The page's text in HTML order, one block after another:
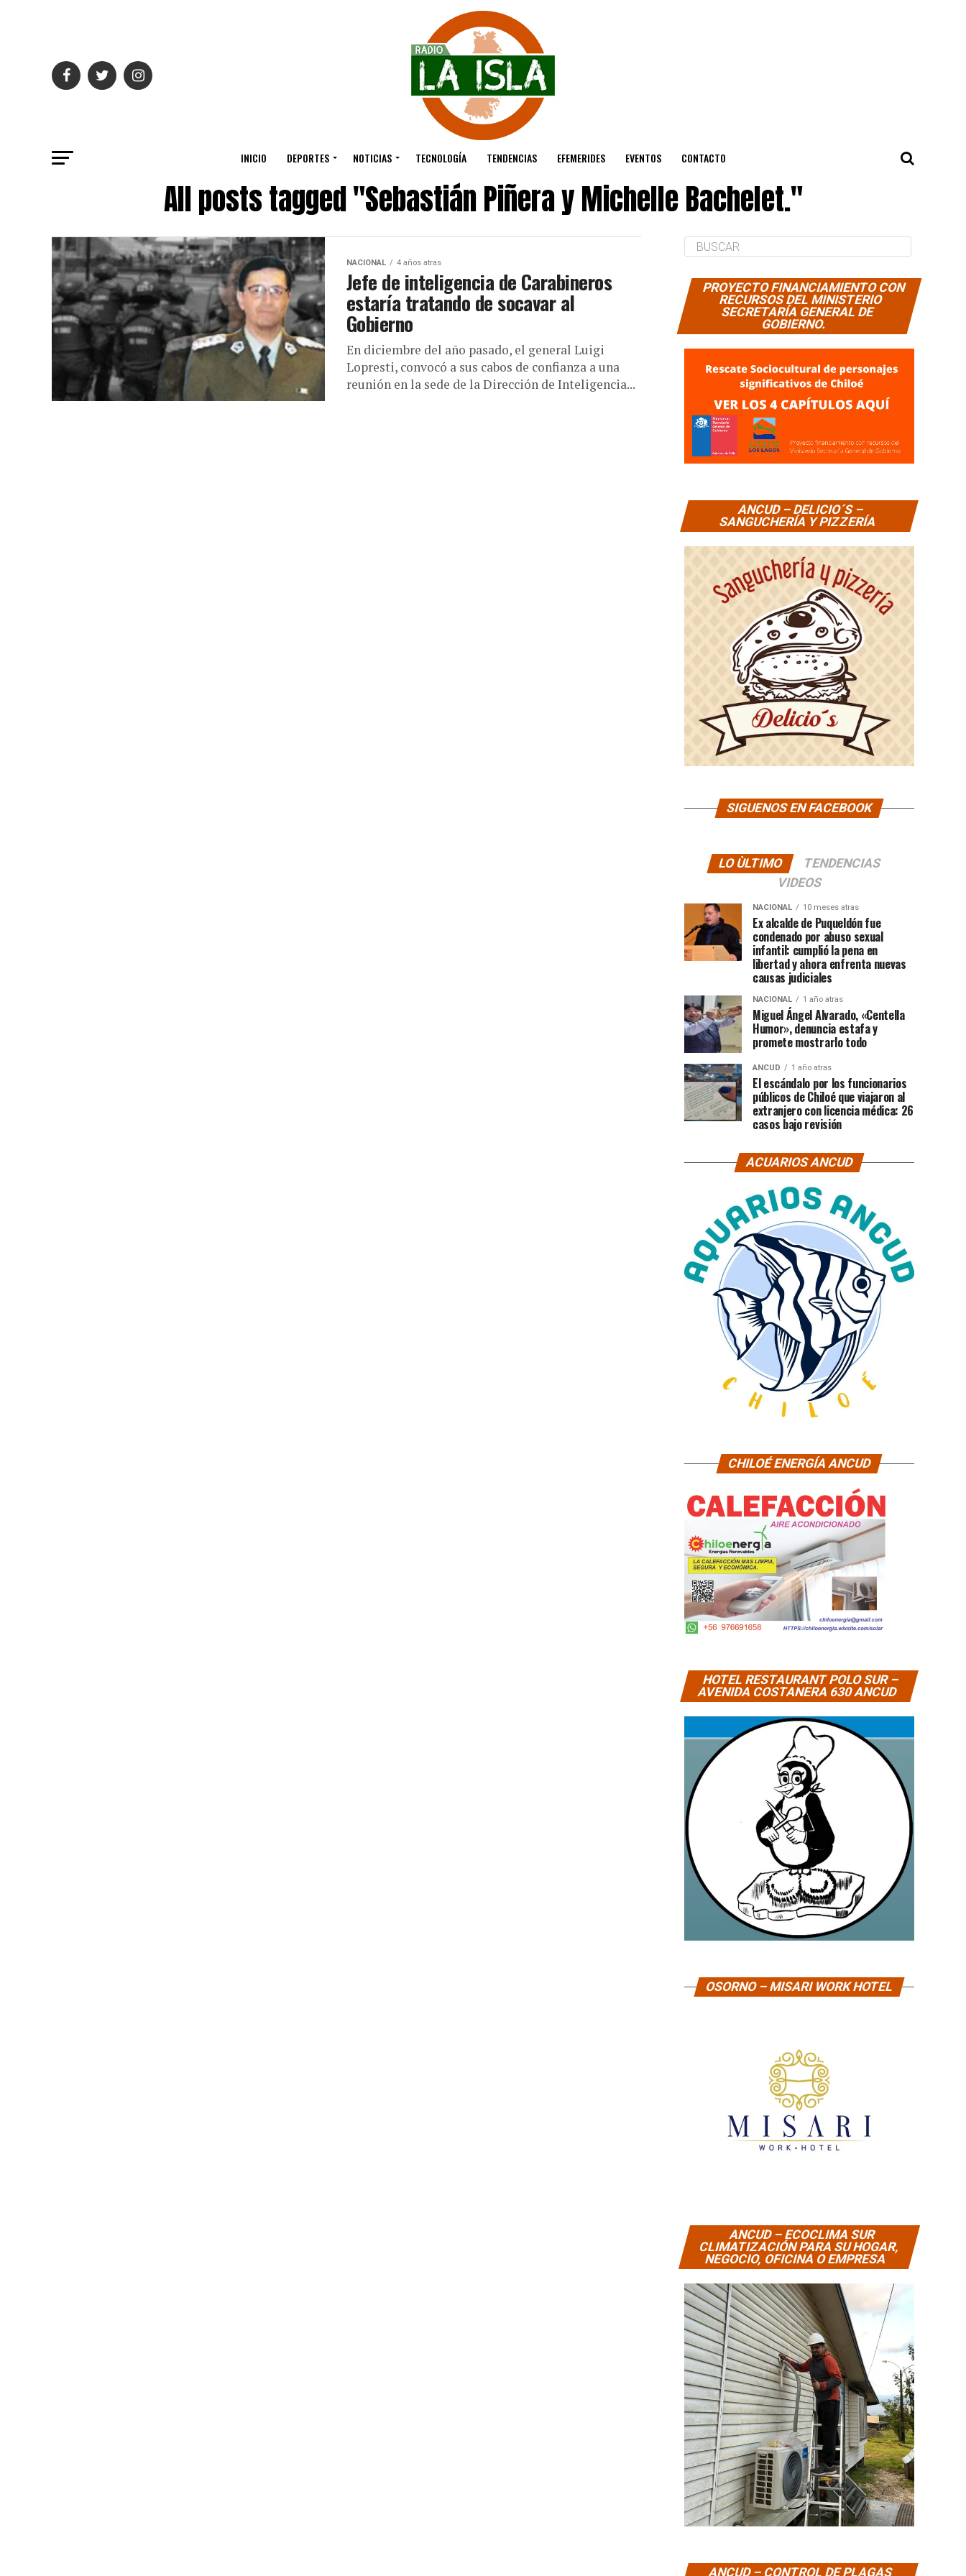
INICIO DEPORTES NOTICIAS TECNOLOGÍA TENDENCIAS EFEMERIDES EVENTOS CONTACTO
All posts tagged "Sebastián Piñera y Michelle Bachelet."
NACIONAL 4 años atras
Jefe de inteligencia de Carabineros
estaría tratando de socavar al
Gobierno
En diciembre del año pasado, el general Luigi
Lopresti, convocó a sus cabos de confianza a una
reunión en la sede de la Dirección de Inteligencia...
PROYECTO FINANCIAMIENTO CON
RECURSOS DEL MINISTERIO
SECRETARÍA GENERAL DE
GOBIERNO.
ANCUD – DELICIO´S –
SANGUCHERÍA Y PIZZERÍA
SIGUENOS EN FACEBOOK
LO ÙLTIMO
TENDENCIAS
VIDEOS
NACIONAL 10 meses atras
Ex alcalde de Puqueldón fue
condenado por abuso sexual
infantil: cumplió la pena en
libertad y ahora enfrenta nuevas
causas judiciales
NACIONAL 1 año atras
Miguel Ángel Alvarado, «Centella
Humor», denuncia estafa y
promete mostrarlo todo
ANCUD 1 año atras
El escándalo por los funcionarios
públicos de Chiloé que viajaron al
extranjero con licencia médica: 26
casos bajo revisión
ACUARIOS ANCUD
CHILOÉ ENERGÍA ANCUD
HOTEL RESTAURANT POLO SUR –
AVENIDA COSTANERA 630 ANCUD
OSORNO – MISARI WORK HOTEL
ANCUD – ECOCLIMA SUR
CLIMATIZACIÓN PARA SU HOGAR,
NEGOCIO, OFICINA O EMPRESA
ANCUD – CONTROL DE PLAGAS